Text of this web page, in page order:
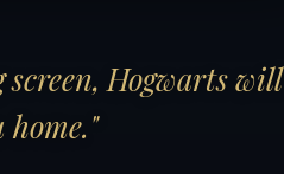
screen, Hogwarts will
home."